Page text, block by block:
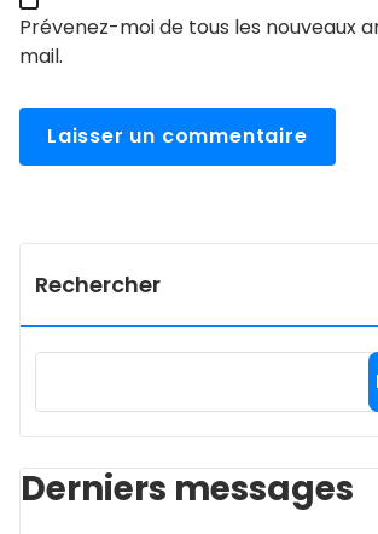
Prévenez-moi de tous les nouveaux
mail.
Rechercher
Derniers messages